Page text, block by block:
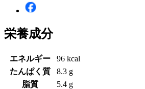
栄養成分
エネルギー
96 kcal
たんぱく質
8.3 g
脂質
5.4 g